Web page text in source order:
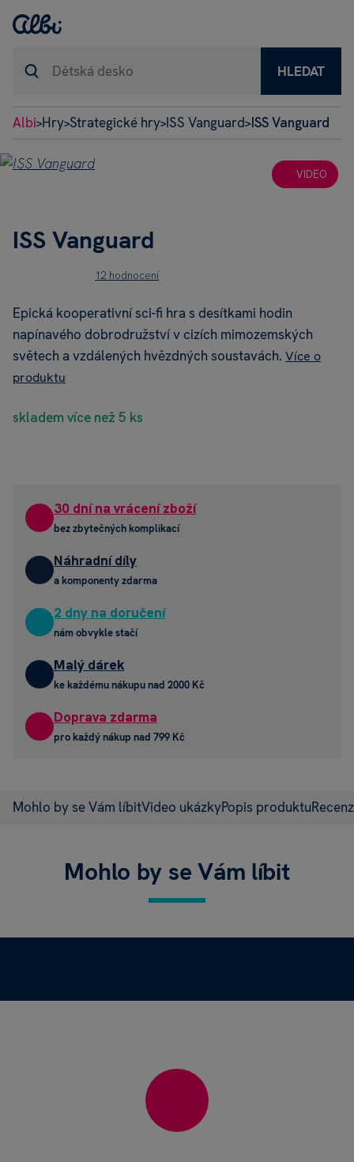
HLEDAT
Albi>Hry>Strategické hry>ISS Vanguard>ISS Vanguard
VIDEO
ISS Vanguard
12 hodnocení
Epická kooperativní sci-fi hra s desítkami hodin
napínavého dobrodružství v cizích mimozemských
světech a vzdálených hvězdných soustavách. Více o
produktu
skladem více než 5 ks
30 dní na vrácení zboží
bez zbytečných komplikací
Náhradní díly
a komponenty zdarma
2 dny na doručení
nám obvykle stačí
Malý dárek
ke každému nákupu nad 2000 Kč
Doprava zdarma
pro každý nákup nad 799 Kč
Mohlo by se Vám líbitVideo ukázkyPopis produktu
Mohlo by se Vám líbit